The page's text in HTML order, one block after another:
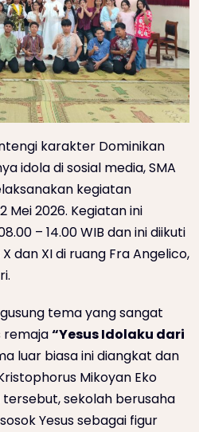
karakter Dominikan
idola di sosial media, SMA
kegiatan
Mei 2026. Kegiatan ini
– 14.00 WIB dan ini diikuti
dan XI di ruang Fra Angelico,
tema yang sangat
remaja“Yesus Idolaku dari
luar biasa ini diangkat dan
Mikoyan Eko
sekolah berusaha
Yesus sebagai figur